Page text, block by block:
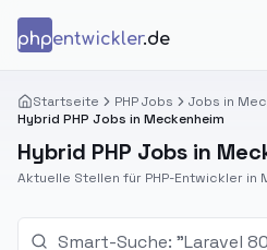
phpentwickler.de
Startseite PHP Jobs
Jobs in
Hybrid PHP Jobs in Meckenheim
Hybrid PHP Jobs in
Aktuelle Stellen für PHP-Entwickler in